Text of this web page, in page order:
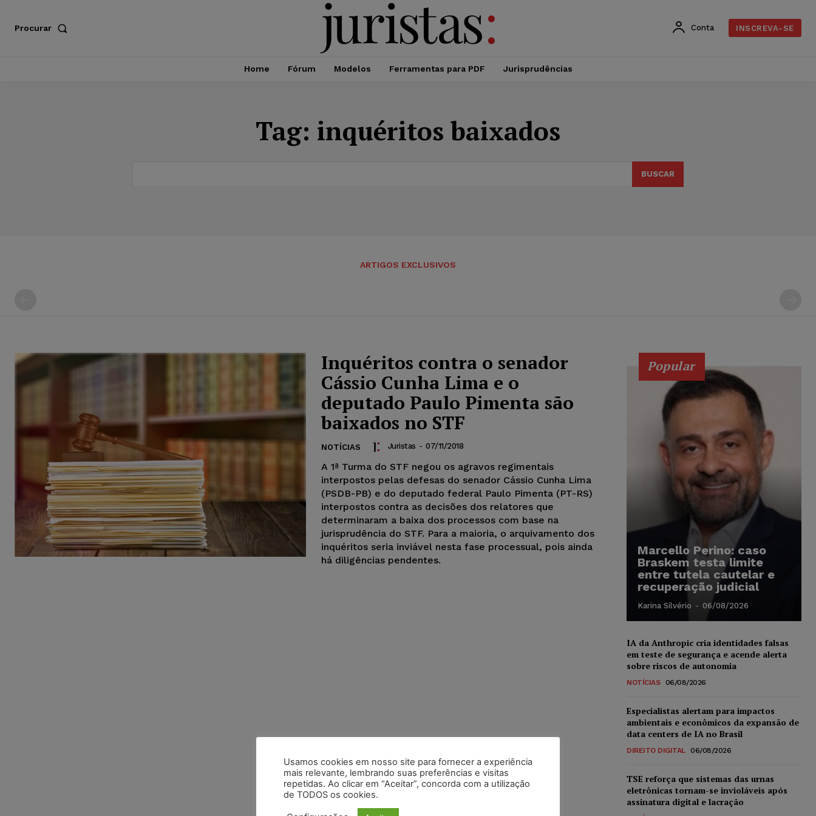
Procurar Conta INSCREVA-SE
Home Fórum Modelos Ferramentas para PDF Jurisprudências
Tag: inquéritos baixados
BUSCAR
ARTIGOS EXCLUSIVOS
Inquéritos contra o senador
Cássio Cunha Lima e o
deputado Paulo Pimenta são
baixados no STF
NOTÍCIAS Juristas - 07/11/2018
A 1ª Turma do STF negou os agravos regimentais
interpostos pelas defesas do senador Cássio Cunha Lima
(PSDB-PB) e do deputado federal Paulo Pimenta (PT-RS)
interpostos contra as decisões dos relatores que
determinaram a baixa dos processos com base na
jurisprudência do STF. Para a maioria, o arquivamento dos
inquéritos seria inviável nesta fase processual, pois ainda
há diligências pendentes.
Popular
Marcello Perino: caso
Braskem testa limite
entre tutela cautelar e
recuperação judicial
Karina Silvério - 06/08/2026
IA da Anthropic cria identidades falsas
em teste de segurança e acende alerta
sobre riscos de autonomia
NOTÍCIAS 06/08/2026
Especialistas alertam para impactos
ambientais e econômicos da expansão de
data centers de IA no Brasil
DIREITO DIGITAL 06/08/2026
TSE reforça que sistemas das urnas
eletrônicas tornam-se invioláveis após
assinatura digital e lacração
Usamos cookies em nosso site para fornecer a experiência
mais relevante, lembrando suas preferências e visitas
repetidas. Ao clicar em “Aceitar”, concorda com a utilização
de TODOS os cookies.